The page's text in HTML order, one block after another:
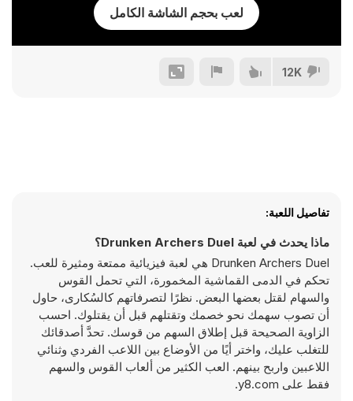
لعب بحجم الشاشة الكامل
12K
تفاصيل اللعبة:
ماذا يحدث في لعبة Drunken Archers Duel؟
Drunken Archers Duel هي لعبة فيزيائية ممتعة ومثيرة للعب.
تحكم في الدمى القماشية المخمورة، التي تحمل القوس
والسهام لقتل بعضها البعض. نظرًا لتصرفاتهم كالسُكارى، حاول
أن تصوب سهمك نحو خصمك وتقتلهم قبل أن يقتلوك. احسب
الزاوية الصحيحة قبل إطلاق السهم من قوسك. تحدَّ أصدقائك
للتغلب عليك، واختر أيًا من الأوضاع بين اللاعب الفردي وثنائي
اللاعبين واربح بينهم. العب الكثير من ألعاب القوس والسهم
فقط على y8.com.